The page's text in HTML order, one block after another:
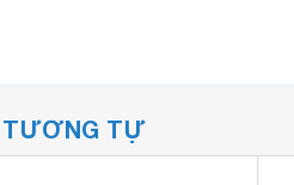
TƯƠNG TỰ